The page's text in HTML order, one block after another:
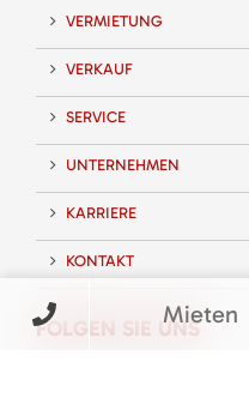
VERMIETUNG
VERKAUF
SERVICE
UNTERNEHMEN
KARRIERE
KONTAKT
FOLGEN SIE UNSMieten